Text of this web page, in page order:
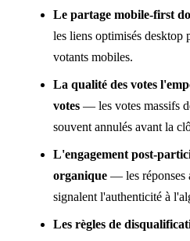
Le partage mobile-first
les liens optimisés desktop
votants mobiles.
La qualité des votes
votes — les votes massifs
souvent annulés avant la
L'engagement post-
organique — les réponses
signalent l'authenticité à
Les règles de